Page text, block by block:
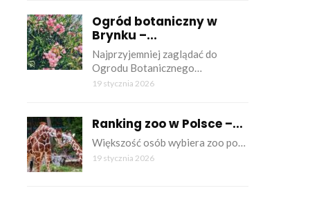
Ogród botaniczny w
Brynku –...
Najprzyjemniej zaglądać do
Ogrodu Botanicznego…
19 stycznia 2026
Ranking zoo w Polsce –...
Większość osób wybiera zoo po…
19 stycznia 2026